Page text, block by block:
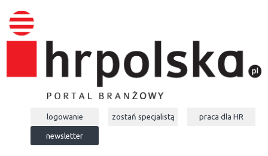
logowanie zostań specjalistą praca dla HR
newsletter